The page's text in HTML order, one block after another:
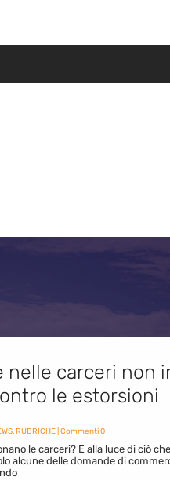
nelle carceri non
le estorsioni
,RUBRICHE| Commenti 0
le carceri? E alla luce di ciò
alcune delle domande di